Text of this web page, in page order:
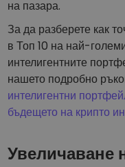
на пазара.
За да разберете как
в Топ 10 на най-
интелигентните
нашето подробно
интелигентни
бъдещето на крипто
Увеличаване